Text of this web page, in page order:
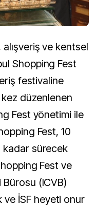
ve kentsel
Shopping Fest
festivaline
kez düzenlenen
Fest yönetimi ile
Fest, 10
kadar sürecek
Fest ve
(ICVB)
ve İSF heyeti onur